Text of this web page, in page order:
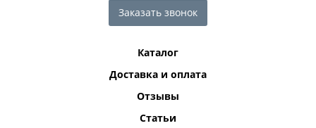
Заказать звонок
Каталог
Доставка и оплата
Отзывы
Статьи